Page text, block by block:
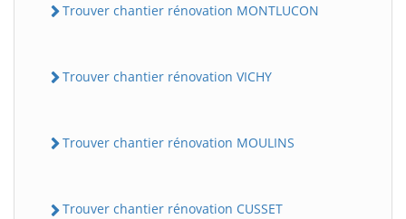
Trouver chantier rénovation MONTLUCON
Trouver chantier rénovation VICHY
Trouver chantier rénovation MOULINS
Trouver chantier rénovation CUSSET